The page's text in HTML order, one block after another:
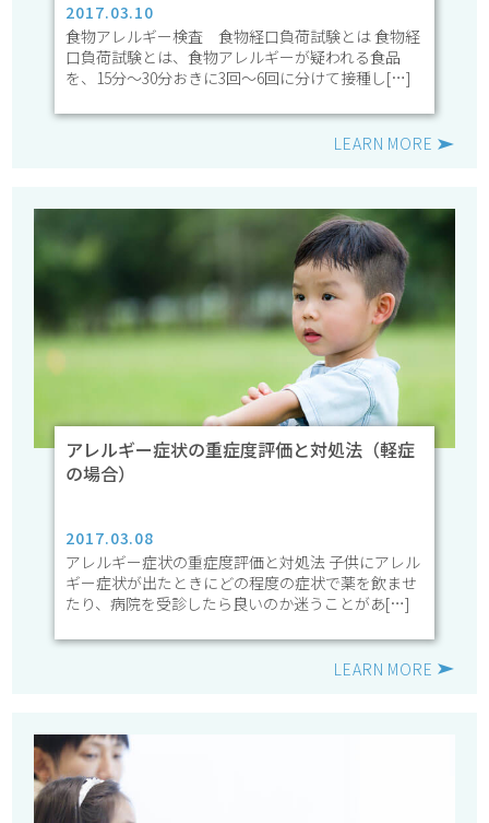
2017.03.10
食物アレルギー検査 食物経口負荷試験とは 食物経
口負荷試験とは、食物アレルギーが疑われる食品
を、15分～30分おきに3回～6回に分けて接種し[…]
LEARN MORE
アレルギー症状の重症度評価と対処法（軽症
の場合）
2017.03.08
アレルギー症状の重症度評価と対処法 子供にアレル
ギー症状が出たときにどの程度の症状で薬を飲ませ
たり、病院を受診したら良いのか迷うことがあ[…]
LEARN MORE